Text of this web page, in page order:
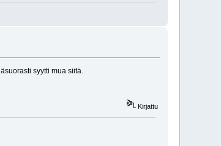
syytti mua siitä.
Kirjattu